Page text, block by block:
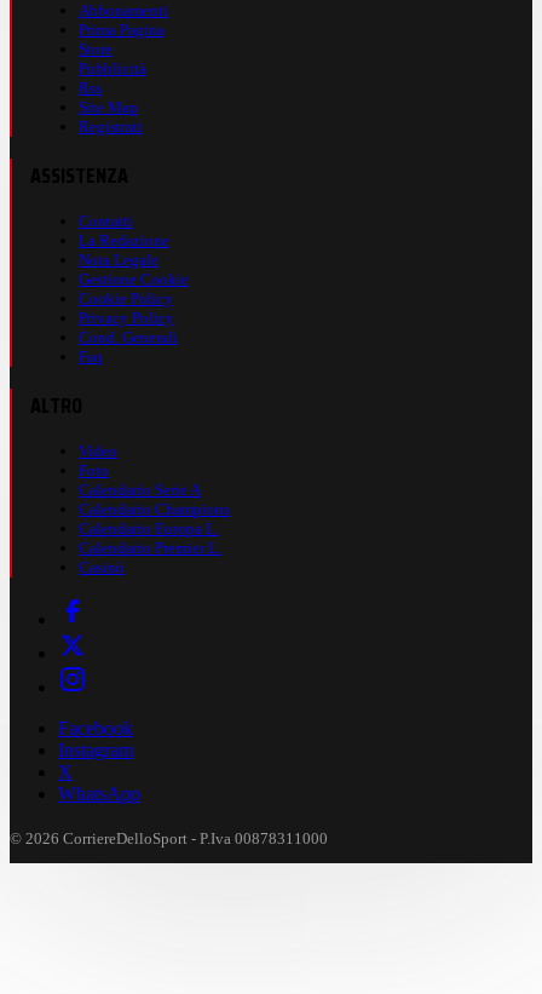
Abbonamenti
Prima Pagina
Store
Pubblicità
Rss
Site Map
Registrati
Contatti
La Redazione
Nota Legale
Gestione Cookie
Cookie Policy
Privacy Policy
Cond. Generali
Faq
Video
Foto
Calendario Serie A
Calendario Champions
Calendario Europa L.
Calendario Premier L.
Casinò
Facebook
Instagram
X
WhatsApp
© 2026 CorriereDelloSport - P.Iva 00878311000